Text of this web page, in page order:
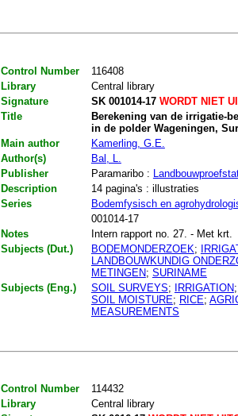
Control Number
116408
Library
Central library
Signature
SK 001014-17WORDT NIET
Title
Berekening van de irrigatie-
in de polder Wageningen,
Main author
Kamerling, G.E.
Author(s)
Bal, L.
Publisher
Paramaribo :
Description
14 pagina's : illustraties
Series
Bodemfysisch en
001014-17
Notes
Intern rapport no. 27. - Met krt.
Subjects (Dut.)
BODEMONDERZOEK;
LANDBOUWKUNDIG
METINGEN; SURINAME
Subjects (Eng.)
SOIL SURVEYS; IRRIGATION
SOIL MOISTURE; RICE;
MEASUREMENTS
Control Number
114432
Library
Central library